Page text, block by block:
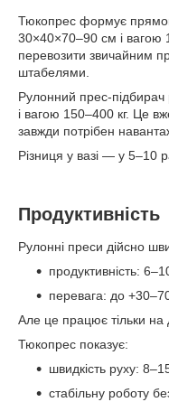
Тюкопрес формує
30×40×70–90 см і вагою
перевозити звичайним
штабелями.
Рулонний прес-
і вагою 150–400 кг. Це
завжди потрібен
Різниця у вазі — у 5–10
Продуктивність
Рулонні преси дійсно
продуктивність:
перевага: до
Але це працює тільки на
Тюкопрес показує:
швидкість руху:
стабільну роботу